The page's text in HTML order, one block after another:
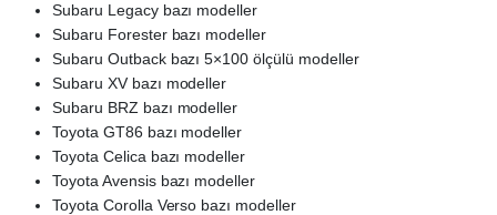
Subaru Legacy bazı modeller
Subaru Forester bazı modeller
Subaru Outback bazı 5×100 ölçülü modeller
Subaru XV bazı modeller
Subaru BRZ bazı modeller
Toyota GT86 bazı modeller
Toyota Celica bazı modeller
Toyota Avensis bazı modeller
Toyota Corolla Verso bazı modeller